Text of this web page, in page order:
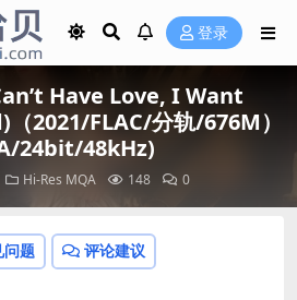
登录
Have Love, I Want
2021/FLAC/分轨/676M）
24bit/48kHz)
Hi-Res MQA 148 0
问题 评论建议